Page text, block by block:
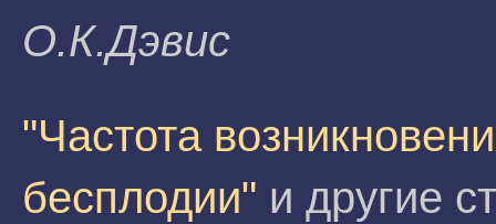
О.К.Дэвис
"Частота
бесплодии" и другие